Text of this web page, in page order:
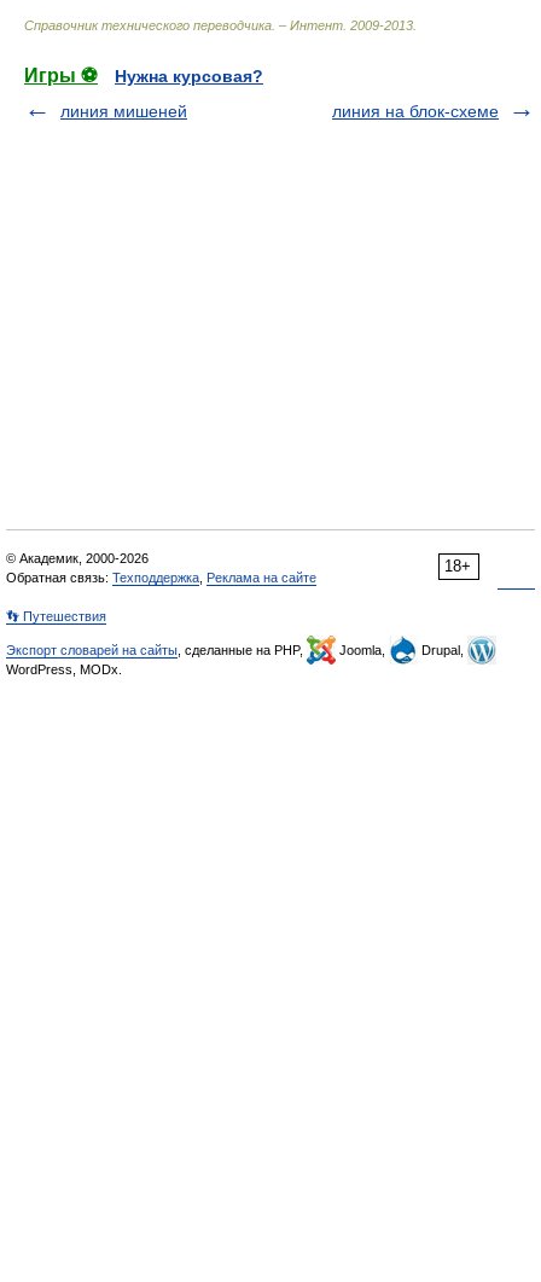
Справочник технического переводчика. – Интент 2009-2013
Игры ⚽
Нужна курсовая?
линия мишеней
линия на блок-схеме
18+
© Академик, 2000-2026
Обратная связь: Техподдержка Реклама на сайте
👣 Путешествия
Экспорт словарей на сайты , сделанные на PHP, Joomla,
Drupal,
WordPress, MODx.